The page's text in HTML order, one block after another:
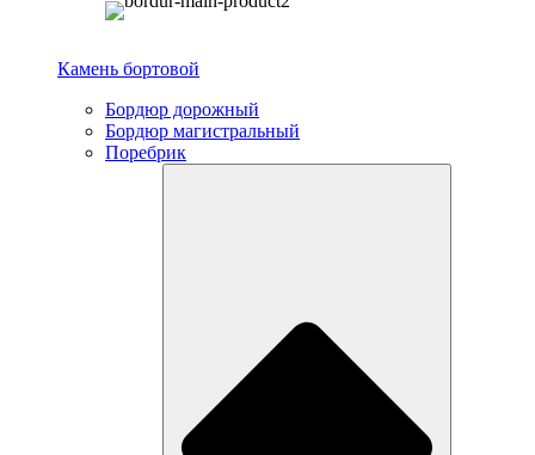
Камень бортовой
Бордюр дорожный
Бордюр магистральный
Поребрик